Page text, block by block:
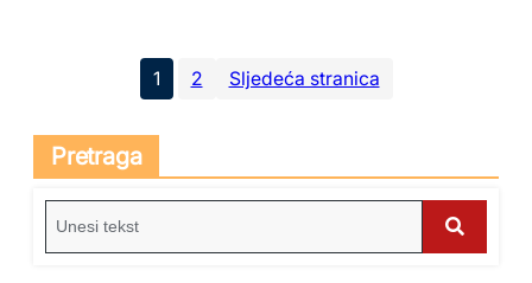
1 2 Sljedeća stranica
Pretraga